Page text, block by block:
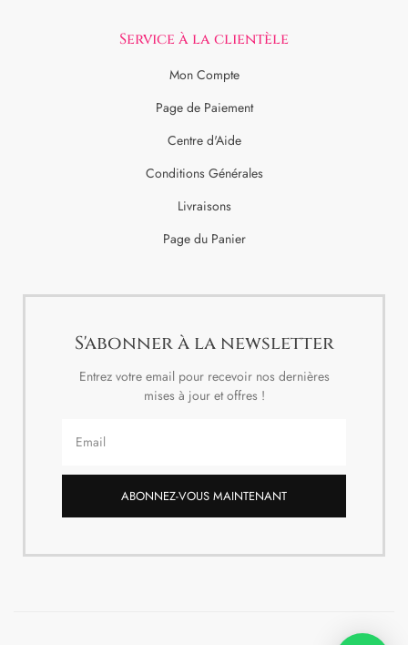
Service à la clientèle
Mon Compte
Page de Paiement
Centre d'Aide
Conditions Générales
Livraisons
Page du Panier
S'abonner à la newsletter
Entrez votre email pour recevoir nos dernières
mises à jour et offres !
ABONNEZ-VOUS MAINTENANT